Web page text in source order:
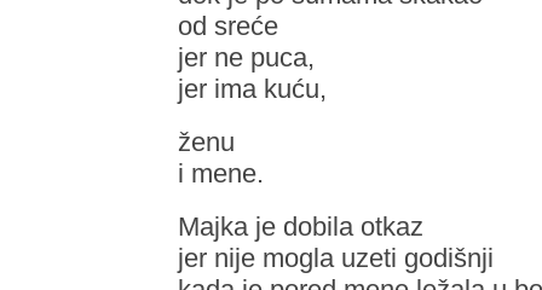
od sreće
jer ne puca,
jer ima kuću,
ženu
i mene.
Majka je dobila otkaz
jer nije mogla uzeti godišnji